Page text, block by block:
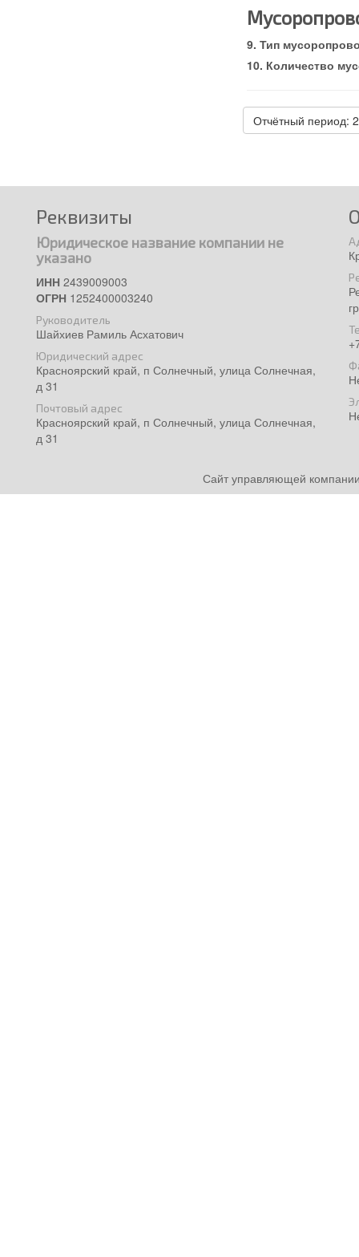
Тип
Количество
Отчётный период:
Реквизиты
Юридическое название компании не
указано
ИНН 2439009003
ОГРН 1252400003240
Руководитель
Шайхиев Рамиль Асхатович
Юридический адрес
Красноярский край, п Солнечный, улица Солнечная,
д 31
Почтовый адрес
Красноярский край, п Солнечный, улица Солнечная,
д 31
Сайт управляющей